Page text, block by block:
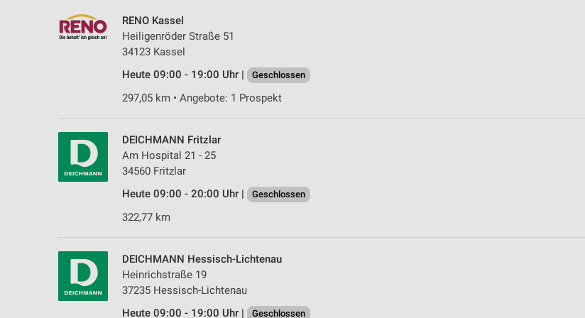
RENO Kassel
Heiligenröder Straße 51
34123 Kassel
Heute 09:00 - 19:00 Uhr |
Geschlossen
297,05 km • Angebote: 1 Prospekt
DEICHMANN Fritzlar
Am Hospital 21 - 25
34560 Fritzlar
Heute 09:00 - 20:00 Uhr |
Geschlossen
322,77 km
DEICHMANN Hessisch-Lichtenau
Heinrichstraße 19
37235 Hessisch-Lichtenau
Heute 09:00 - 19:00 Uhr |
Geschlossen